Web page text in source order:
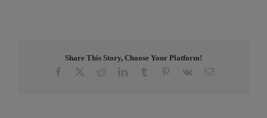
Share This Story, Choose Your Platform!
Facebook RedditLinkedInTumblr Pinterest
Vk E-